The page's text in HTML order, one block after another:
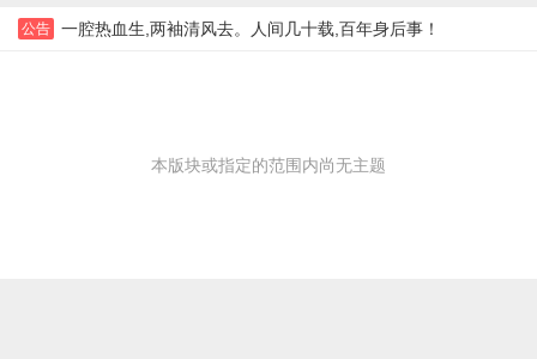
公告 一腔热血生,两袖清风去。人间几十载,百年身后事！
本版块或指定的范围内尚无主题